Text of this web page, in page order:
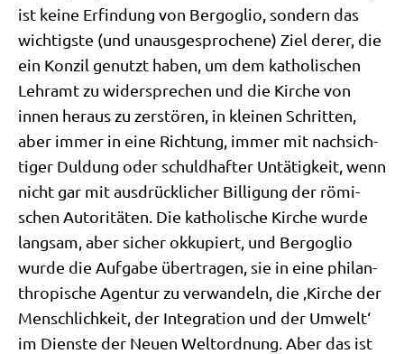
ist kei­ne Erfin­dung von Berg­o­glio, son­dern das
wich­tig­ste (und unaus­ge­spro­che­ne) Ziel derer, die
ein Kon­zil genutzt haben, um dem katho­li­schen
Lehr­amt zu wider­spre­chen und die Kir­che von
innen her­aus zu zer­stö­ren, in klei­nen Schrit­ten,
aber immer in eine Rich­tung, immer mit nach­sich­
ti­ger Dul­dung oder schuld­haf­ter Untä­tig­keit, wenn
nicht gar mit aus­drück­li­cher Bil­li­gung der römi­
schen Auto­ri­tä­ten. Die katho­li­sche Kir­che wur­de
lang­sam, aber sicher okku­piert, und Berg­o­glio
wur­de die Auf­ga­be über­tra­gen, sie in eine phil­an­
thro­pi­sche Agen­tur zu ver­wan­deln, die ‚Kir­che der
Mensch­lich­keit, der Inte­gra­ti­on und der Umwelt‘
im Dien­ste der Neu­en Welt­ord­nung. Aber das ist